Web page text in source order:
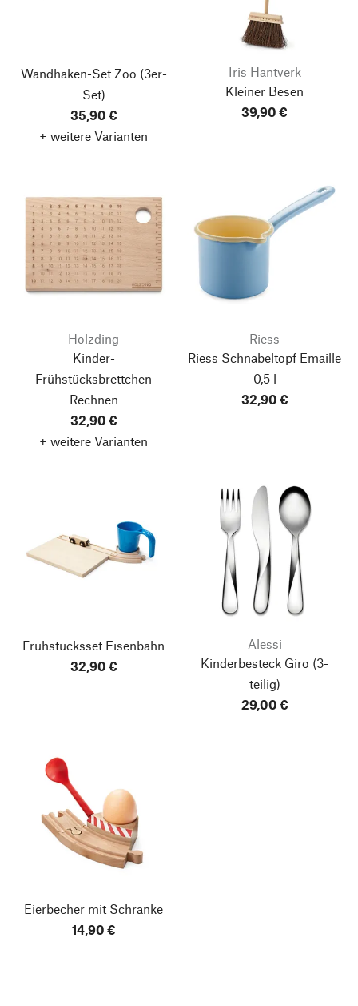
Wandhaken-Set Zoo (3er-
Set)
35,90 €
+ weitere Varianten
Iris Hantverk
Kleiner Besen
39,90 €
Holzding
Kinder-
Frühstücksbrettchen
Rechnen
32,90 €
+ weitere Varianten
Riess
Riess Schnabeltopf Emaille
0,5 l
32,90 €
Frühstücksset Eisenbahn
32,90 €
Alessi
Kinderbesteck Giro (3-
teilig)
29,00 €
Eierbecher mit Schranke
14,90 €